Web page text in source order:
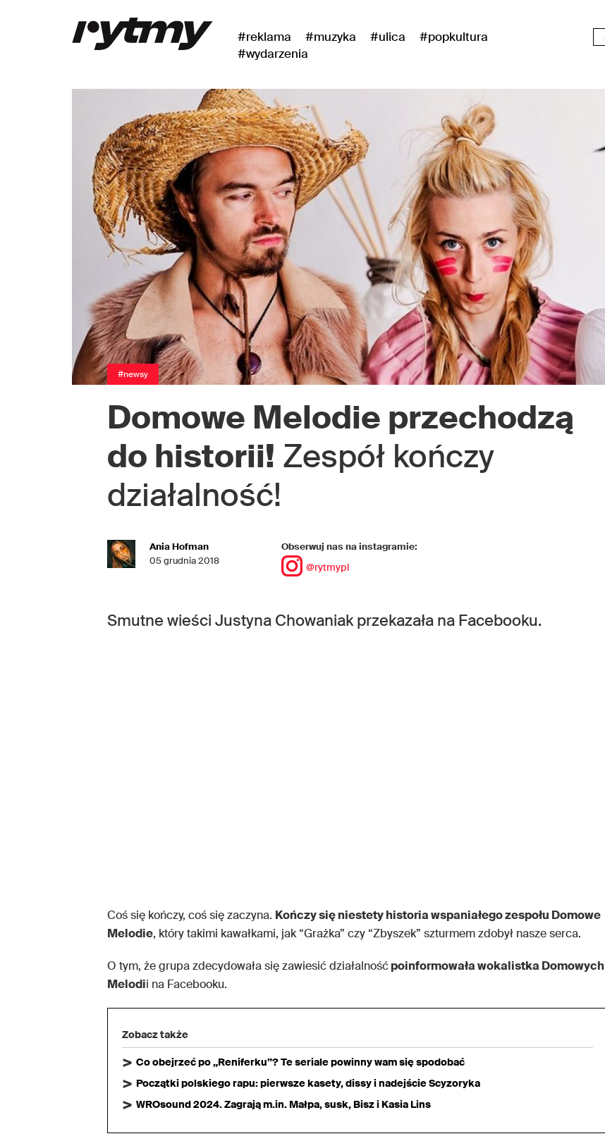
#reklama #muzyka #ulica
#popkultura
#wydarzenia
#newsy
Domowe Melodie przechodzą
do historii! Zespół kończy
działalność!
Ania Hofman
05 grudnia 2018
Obserwuj nas na instagramie:
@rytmypl
Smutne wieści Justyna Chowaniak przekazała na Facebooku.
Coś się kończy, coś się zaczyna. Kończy się niestety historia wspaniałego zespołu Domowe
Melodie, który takimi kawałkami, jak “Grażka” czy “Zbyszek” szturmem zdobył nasze serca.
O tym, że grupa zdecydowała się zawiesić działalnośćpoinformowała wokalistka Domowych
Melodii na Facebooku.
Zobacz także
Co obejrzeć po „Reniferku”? Te seriale powinny wam się spodobać
Początki polskiego rapu: pierwsze kasety, dissy i nadejście Scyzoryka
WROsound 2024. Zagrają m.in. Małpa, susk, Bisz i Kasia Lins